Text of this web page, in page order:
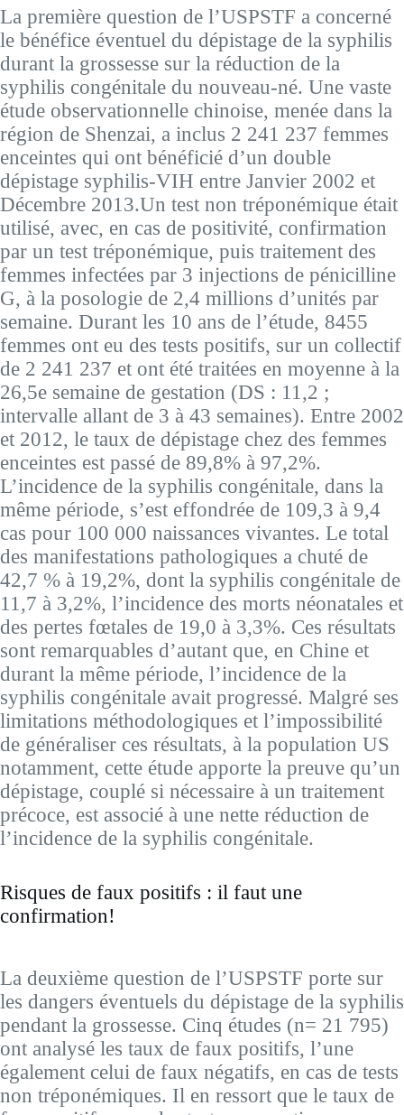
La première question de l’USPSTF a concerné
le bénéfice éventuel du dépistage de la syphilis
durant la grossesse sur la réduction de la
syphilis congénitale du nouveau-né. Une vaste
étude observationnelle chinoise, menée dans la
région de Shenzai, a inclus 2 241 237 femmes
enceintes qui ont bénéficié d’un double
dépistage syphilis-VIH entre Janvier 2002 et
Décembre 2013.Un test non tréponémique était
utilisé, avec, en cas de positivité, confirmation
par un test tréponémique, puis traitement des
femmes infectées par 3 injections de pénicilline
G, à la posologie de 2,4 millions d’unités par
semaine. Durant les 10 ans de l’étude, 8455
femmes ont eu des tests positifs, sur un collectif
de 2 241 237 et ont été traitées en moyenne à la
26,5e semaine de gestation (DS : 11,2 ;
intervalle allant de 3 à 43 semaines). Entre 2002
et 2012, le taux de dépistage chez des femmes
enceintes est passé de 89,8% à 97,2%.
L’incidence de la syphilis congénitale, dans la
même période, s’est effondrée de 109,3 à 9,4
cas pour 100 000 naissances vivantes. Le total
des manifestations pathologiques a chuté de
42,7 % à 19,2%, dont la syphilis congénitale de
11,7 à 3,2%, l’incidence des morts néonatales et
des pertes fœtales de 19,0 à 3,3%. Ces résultats
sont remarquables d’autant que, en Chine et
durant la même période, l’incidence de la
syphilis congénitale avait progressé. Malgré ses
limitations méthodologiques et l’impossibilité
de généraliser ces résultats, à la population US
notamment, cette étude apporte la preuve qu’un
dépistage, couplé si nécessaire à un traitement
précoce, est associé à une nette réduction de
l’incidence de la syphilis congénitale.
Risques de faux positifs : il faut une
confirmation!
La deuxième question de l’USPSTF porte sur
les dangers éventuels du dépistage de la syphilis
pendant la grossesse. Cinq études (n= 21 795)
ont analysé les taux de faux positifs, l’une
également celui de faux négatifs, en cas de tests
non tréponémiques. Il en ressort que le taux de